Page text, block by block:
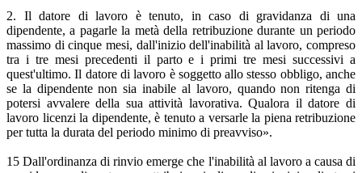
2. Il datore di lavoro è tenuto, in caso di gravidanza di una
dipendente, a pagarle la metà della retribuzione durante un periodo
massimo di cinque mesi, dall'inizio dell'inabilità al lavoro, compreso
tra i tre mesi precedenti il parto e i primi tre mesi successivi a
quest'ultimo. Il datore di lavoro è soggetto allo stesso obbligo, anche
se la dipendente non sia inabile al lavoro, quando non ritenga di
potersi avvalere della sua attività lavorativa. Qualora il datore di
lavoro licenzi la dipendente, è tenuto a versarle la piena retribuzione
per tutta la durata del periodo minimo di preavviso».
15 Dall'ordinanza di rinvio emerge che l'inabilità al lavoro a causa di